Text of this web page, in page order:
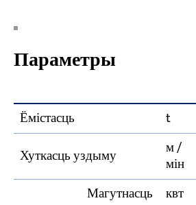
Параметры
Ёмістасць t
Хуткасць уздыму
м /
мін
Магутнасць квт